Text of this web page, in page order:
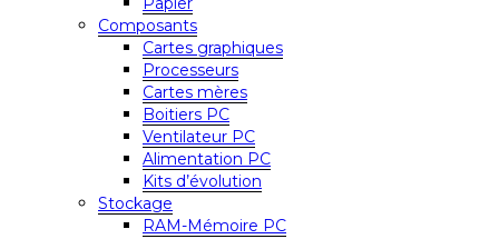
Composants
Cartes graphiques
Processeurs
Cartes mères
Boitiers PC
Ventilateur PC
Alimentation PC
Kits d’évolution
Stockage
RAM-Mémoire PC